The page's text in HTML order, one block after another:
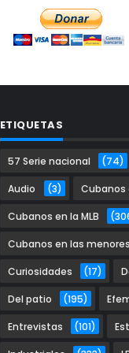
ETIQUETAS
57 Serie nacional (74)
Audio (3) Cubanos
Cubanos en la MLB
Cubanos en las menores
Curiosidades (17)
Del patio (195)
Entrevistas (101)